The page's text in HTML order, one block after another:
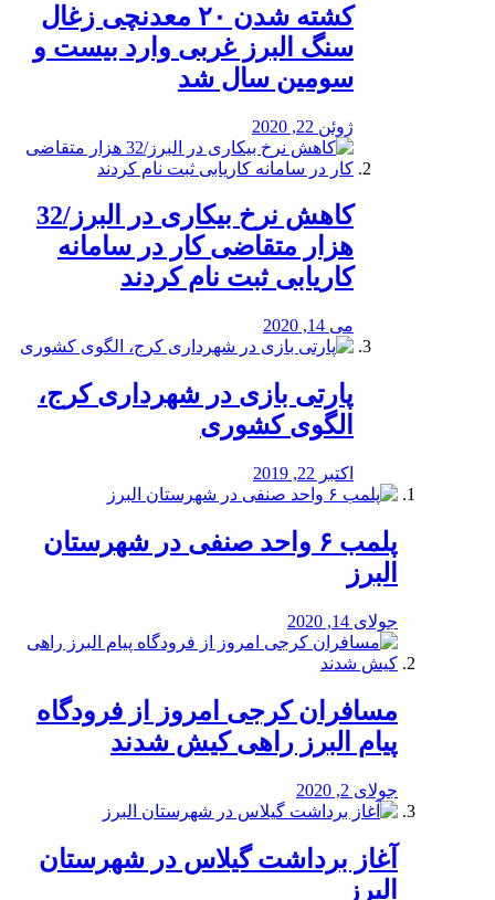
کشته شدن ۲۰ معدنچی زغال
سنگ البرز غربی وارد بیست و
سومین سال شد
ژوئن 22, 2020
کاهش نرخ بیکاری در البرز/32
هزار متقاضی کار در سامانه
کاریابی ثبت نام کردند
می 14, 2020
پارتی بازی در شهرداری کرج،
الگوی کشوری
اکتبر 22, 2019
پلمب ۶ واحد صنفی در شهرستان
البرز
جولای 14, 2020
مسافران کرجی امروز از فرودگاه
پیام البرز راهی کیش شدند
جولای 2, 2020
آغاز برداشت گیلاس در شهرستان
البرز